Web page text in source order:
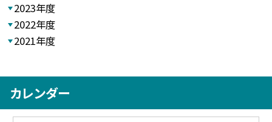
2023年度
2022年度
2021年度
カレンダー